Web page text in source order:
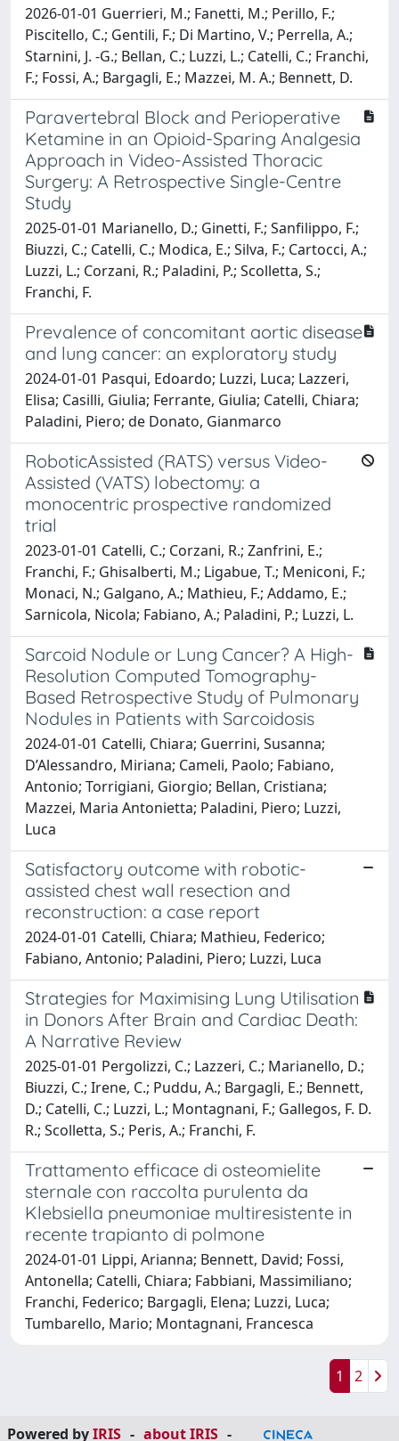
2026-01-01 Guerrieri, M.; Fanetti, M.; Perillo, F.;
Piscitello, C.; Gentili, F.; Di Martino, V.; Perrella, A.;
Starnini, J. -G.; Bellan, C.; Luzzi, L.; Catelli, C.; Franchi,
F.; Fossi, A.; Bargagli, E.; Mazzei, M. A.; Bennett, D.
Paravertebral Block and Perioperative
Ketamine in an Opioid-Sparing Analgesia
Approach in Video-Assisted Thoracic
Surgery: A Retrospective Single-Centre
Study
2025-01-01 Marianello, D.; Ginetti, F.; Sanfilippo, F.;
Biuzzi, C.; Catelli, C.; Modica, E.; Silva, F.; Cartocci, A.;
Luzzi, L.; Corzani, R.; Paladini, P.; Scolletta, S.;
Franchi, F.
Prevalence of concomitant aortic disease
and lung cancer: an exploratory study
2024-01-01 Pasqui, Edoardo; Luzzi, Luca; Lazzeri,
Elisa; Casilli, Giulia; Ferrante, Giulia; Catelli, Chiara;
Paladini, Piero; de Donato, Gianmarco
RoboticAssisted (RATS) versus Video-
Assisted (VATS) lobectomy: a
monocentric prospective randomized
trial
2023-01-01 Catelli, C.; Corzani, R.; Zanfrini, E.;
Franchi, F.; Ghisalberti, M.; Ligabue, T.; Meniconi, F.;
Monaci, N.; Galgano, A.; Mathieu, F.; Addamo, E.;
Sarnicola, Nicola; Fabiano, A.; Paladini, P.; Luzzi, L.
Sarcoid Nodule or Lung Cancer? A High-
Resolution Computed Tomography-
Based Retrospective Study of Pulmonary
Nodules in Patients with Sarcoidosis
2024-01-01 Catelli, Chiara; Guerrini, Susanna;
D’Alessandro, Miriana; Cameli, Paolo; Fabiano,
Antonio; Torrigiani, Giorgio; Bellan, Cristiana;
Mazzei, Maria Antonietta; Paladini, Piero; Luzzi,
Luca
Satisfactory outcome with robotic-
assisted chest wall resection and
reconstruction: a case report
2024-01-01 Catelli, Chiara; Mathieu, Federico;
Fabiano, Antonio; Paladini, Piero; Luzzi, Luca
Strategies for Maximising Lung Utilisation
in Donors After Brain and Cardiac Death:
A Narrative Review
2025-01-01 Pergolizzi, C.; Lazzeri, C.; Marianello, D.;
Biuzzi, C.; Irene, C.; Puddu, A.; Bargagli, E.; Bennett,
D.; Catelli, C.; Luzzi, L.; Montagnani, F.; Gallegos, F. D.
R.; Scolletta, S.; Peris, A.; Franchi, F.
Trattamento efficace di osteomielite
sternale con raccolta purulenta da
Klebsiella pneumoniae multiresistente in
recente trapianto di polmone
2024-01-01 Lippi, Arianna; Bennett, David; Fossi,
Antonella; Catelli, Chiara; Fabbiani, Massimiliano;
Franchi, Federico; Bargagli, Elena; Luzzi, Luca;
Tumbarello, Mario; Montagnani, Francesca
1 2
Powered byIRIS - about IRIS -